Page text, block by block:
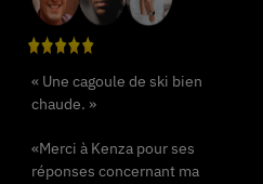
« Une cagoule de ski bien
chaude. »
«Merci à Kenza pour ses
réponses concernant ma